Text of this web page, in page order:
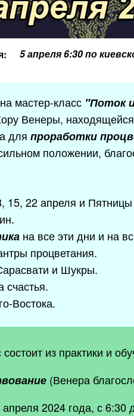
5 апреля 6:30 по
мастер-класс "Поток
Венеры,
для проработки
положении,
15, 22 апреля и
на все эти дни и на
процветания.
и Шукры.
счастья.
Востока.
из практики и
(Венера
2024 года, с 6:30